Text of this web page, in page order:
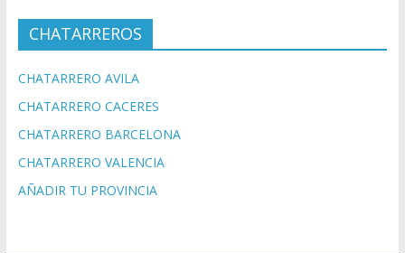
CHATARREROS
CHATARRERO AVILA
CHATARRERO CACERES
CHATARRERO BARCELONA
CHATARRERO VALENCIA
AÑADIR TU PROVINCIA